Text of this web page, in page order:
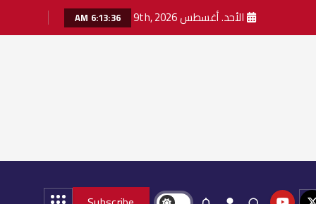
الأحد. أغسطس 9th, 2026 6:13:38 AM